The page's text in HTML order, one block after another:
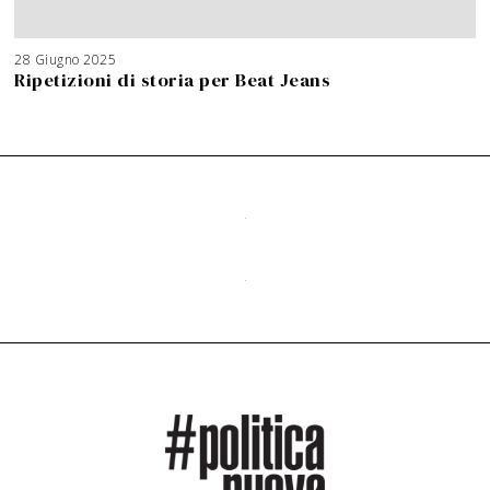
28 Giugno 2025
Ripetizioni di storia per Beat Jeans